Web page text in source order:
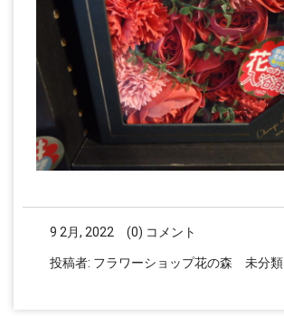
9 2月, 2022 (0) コメント
投稿者: フラワーショップ花の森 未分類